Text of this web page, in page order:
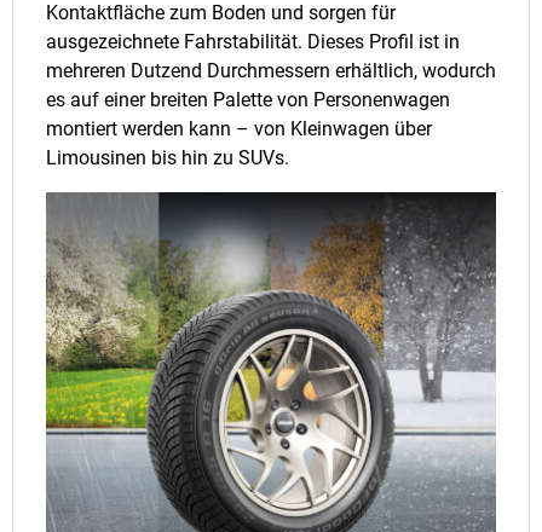
Kontaktfläche zum Boden und sorgen für
ausgezeichnete Fahrstabilität. Dieses Profil ist in
mehreren Dutzend Durchmessern erhältlich, wodurch
es auf einer breiten Palette von Personenwagen
montiert werden kann – von Kleinwagen über
Limousinen bis hin zu SUVs.